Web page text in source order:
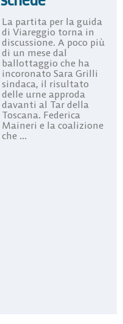
La partita per la guida
di Viareggio torna in
discussione. A poco più
di un mese dal
ballottaggio che ha
incoronato Sara Grilli
sindaca, il risultato
delle urne approda
davanti al Tar della
Toscana. Federica
Maineri e la coalizione
che ...